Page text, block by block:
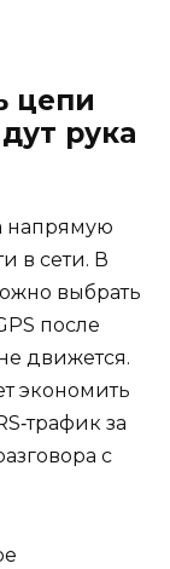
цепи
рука
напрямую
в сети. В
выбрать
после
движется.
экономить
за
с